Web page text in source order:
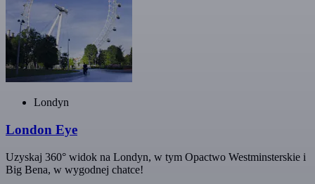
Londyn
London Eye
Uzyskaj 360° widok na Londyn, w tym Opactwo Westminsterskie i
Big Bena, w wygodnej chatce!